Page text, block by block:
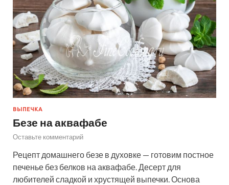
ВЫПЕЧКА
Безе на аквафабе
Оставьте комментарий
Рецепт домашнего безе в духовке — готовим постное
печенье без белков на аквафабе. Десерт для
любителей сладкой и хрустящей выпечки. Основа